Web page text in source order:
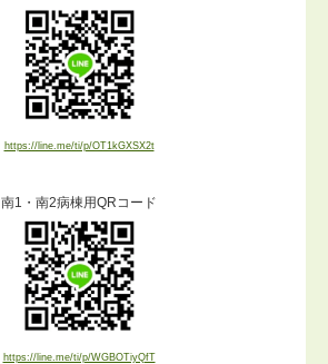
https://line.me/ti/p/OT1kGXSX2t
南1・南2病棟用QRコード
https://line.me/ti/p/WGBOTiyQfT